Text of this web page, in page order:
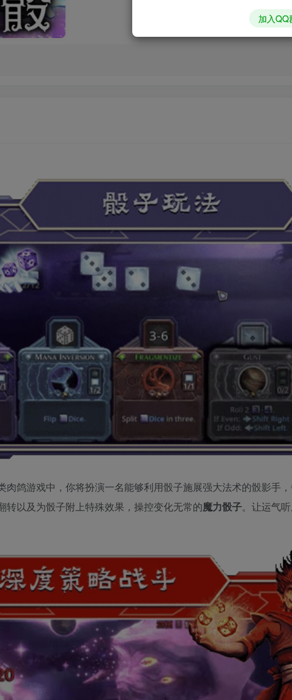
肉鸽游戏中，你将扮演一名能够利用骰子施展强大法术的骰影手
以及为骰子附上特殊效果，操控变化无常的魔力骰子。让运气
加入QQ